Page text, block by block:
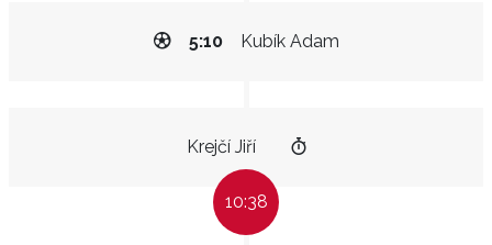
Kubík Adam
5:10
Krejčí Jiří
10:38